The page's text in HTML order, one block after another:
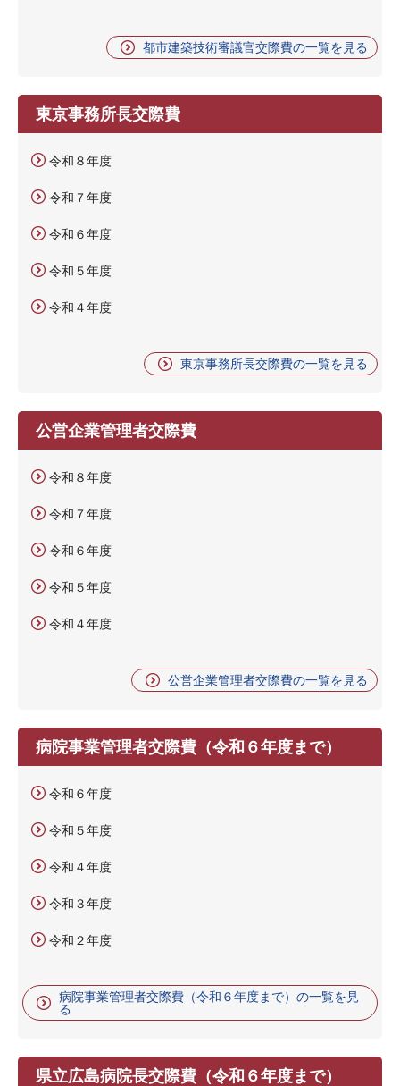
都市建築技術審議官交際費の一覧を見る
東京事務所長交際費
令和８年度
令和７年度
令和６年度
令和５年度
令和４年度
東京事務所長交際費の一覧を見る
公営企業管理者交際費
令和８年度
令和７年度
令和６年度
令和５年度
令和４年度
公営企業管理者交際費の一覧を見る
病院事業管理者交際費（令和６年度まで）
令和６年度
令和５年度
令和４年度
令和３年度
令和２年度
病院事業管理者交際費（令和６年度まで）の一覧を見
る
県立広島病院長交際費（令和６年度まで）